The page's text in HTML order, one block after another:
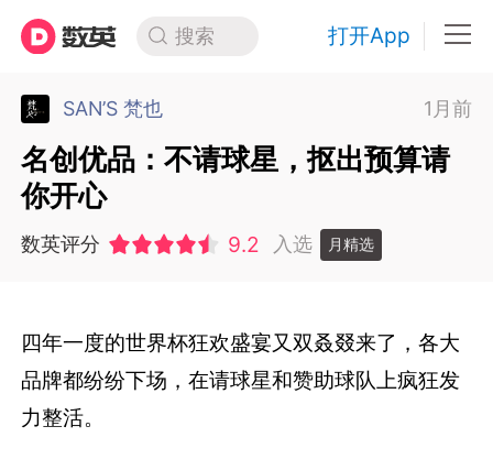
搜索 打开App
SAN’S 梵也 1月前
名创优品：不请球星，抠出预算请
你开心
数英评分 9.2 入选 月精选
四年一度的世界杯狂欢盛宴又双叒叕来了，各大
品牌都纷纷下场，在请球星和赞助球队上疯狂发
力整活。